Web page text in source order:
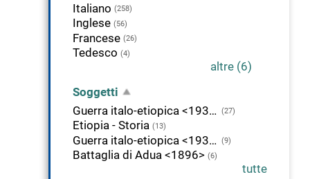
Italiano (258)
Inglese (56)
Francese (26)
Tedesco (4)
altre (6)
Soggetti
Guerra italo-etiopica <1935-1936>
(27)
Etiopia - Storia (13)
Guerra italo-etiopica <1935-1936> - Diari e memorie (9)
Battaglia di Adua <1896> (6)
tutte